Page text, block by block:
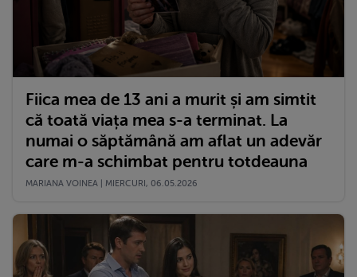
Fiica mea de 13 ani a murit și am simtit
că toată viața mea s-a terminat. La
numai o săptămână am aflat un adevăr
care m-a schimbat pentru totdeauna
MARIANA VOINEA | MIERCURI, 06.05.2026